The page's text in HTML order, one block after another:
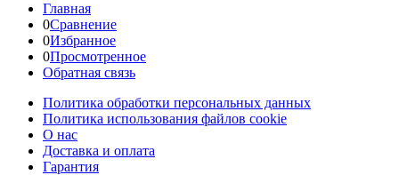
Главная
0Сравнение
0Избранное
0Просмотренное
Обратная связь
Политика обработки персональных данных
Политика использования файлов cookie
О нас
Доставка и оплата
Гарантия